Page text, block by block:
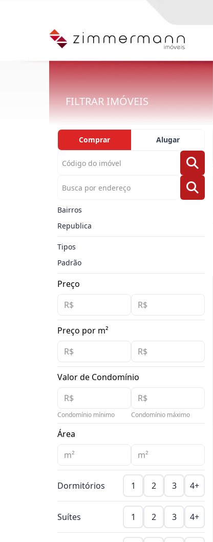
FILTRAR IMÓVEIS
Comprar Alugar
Bairros
Republica
Tipos
Padrão
Preço
Preço por m²
Valor de Condomínio
Condomínio mínimo Condomínio máximo
Área
Dormitórios 1 2 3 4+
Suítes 1 2 3 4+